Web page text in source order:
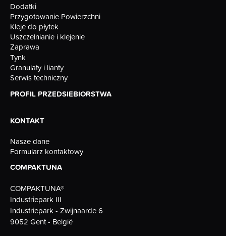
Dodatki
Przygotowanie Powierzchni
Kleje do płytek
Uszczelnianie i klejenie
Zaprawa
Tynk
Granulaty i lianty
Serwis techniczny
PROFIL PRZEDSIEBIORSTWA
KONTAKT
Nasze dane
Formularz kontaktowy
COMPAKTUNA
COMPAKTUNA®
Industriepark III
Industriepark - Zwijnaarde 6
9052 Gent - België